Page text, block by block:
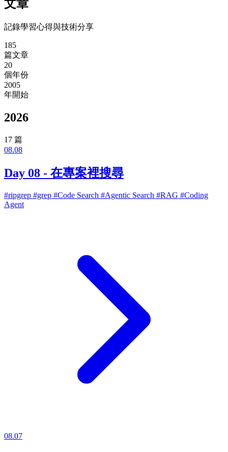
文章
記錄學習心得與技術分享
185
篇文章
20
個年份
2005
年開始
2026
17 篇
08.08
Day 08 - 在專案裡搜尋
#ripgrep #grep #Code Search #Agentic Search #RAG #Coding
Agent
08.07